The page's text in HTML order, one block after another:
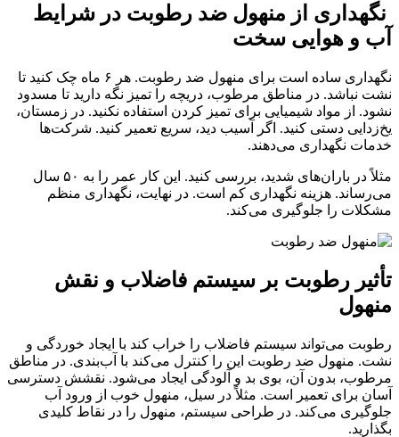
نگهداری از منهول ضد رطوبت در شرایط
آب و هوایی سخت
نگهداری ساده است برای منهول ضد رطوبت. هر ۶ ماه چک کنید تا
نشت نباشد. در مناطق مرطوب، دریچه را تمیز نگه دارید تا مسدود
نشود. از مواد شیمیایی برای تمیز کردن استفاده نکنید. در زمستان،
یخ‌زدایی دستی کنید. اگر آسیب دید، سریع تعمیر کنید. شرکت‌ها
خدمات نگهداری می‌دهند.
مثلاً در باران‌های شدید، بررسی کنید. این کار عمر را به ۵۰ سال
می‌رساند. هزینه نگهداری کم است. در نهایت، نگهداری منظم
مشکلات را جلوگیری می‌کند.
تأثیر رطوبت بر سیستم فاضلاب و نقش
منهول
رطوبت می‌تواند سیستم فاضلاب را خراب کند با ایجاد خوردگی و
نشت. منهول ضد رطوبت این را کنترل می‌کند با آب‌بندی. در مناطق
مرطوب، بدون آن، بوی بد و آلودگی ایجاد می‌شود. نقشش دسترسی
آسان برای تعمیر است. مثلاً در سیل، منهول خوب از ورود آب
جلوگیری می‌کند. در طراحی سیستم، منهول را در نقاط کلیدی
بگذارید.